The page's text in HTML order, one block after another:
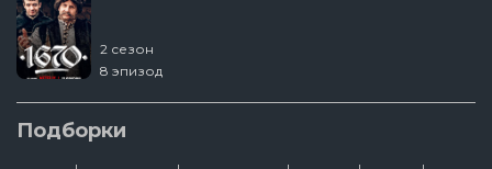
2 сезон
8 эпизод
Подборки